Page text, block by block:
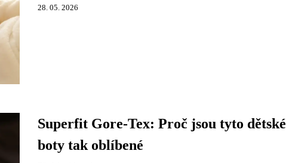
28. 05. 2026
Superfit Gore-Tex: Proč jsou tyto dětské
boty tak oblíbené